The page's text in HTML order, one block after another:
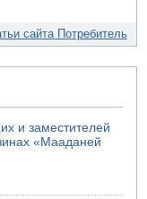
сайта Потребитель
и заместителей
«Мааданей